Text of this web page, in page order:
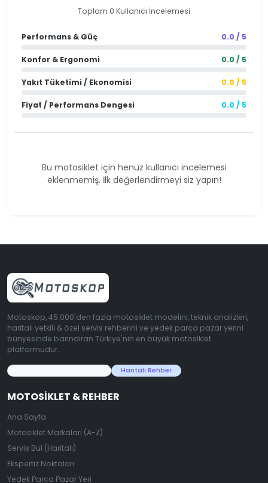
Toplam 0 Kullanıcı İncelemesi
Performans & Güç 0.0 / 5
Konfor & Ergonomi 0.0 / 5
Yakıt Tüketimi / Ekonomisi 0.0 / 5
Fiyat / Performans Dengesi 0.0 / 5
Bu motosiklet için henüz kullanıcı incelemesi
eklenmemiş. İlk değerlendirmeyi siz yapın!
Motoskop, 45.000'den fazla motosiklet modelini, teknik analizleri,
haritalı yetkili & özel servis rehberini ve yedek parça pazar yerini
bünyesinde barındıran Türkiye'nin en büyük motosiklet
platformudur.
Haritalı Rehber
MOTOSIKLET & REHBER
Ana Sayfa
Motosiklet Markaları (A-Z)
Servis Bul (Haritalı)
Ekspertiz Noktaları
Yedek Parça Pazar Yeri